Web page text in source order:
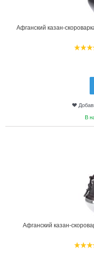
Афганский казан-
В
Афганский казан-